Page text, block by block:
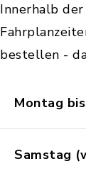
Innerhalb
bestellen -
Montag
Samstag